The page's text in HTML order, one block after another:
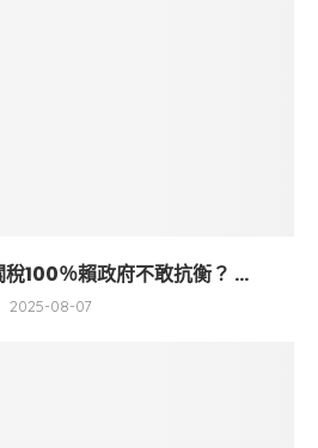
100％賴政府不敢抗衡？ ...
2025-08-07